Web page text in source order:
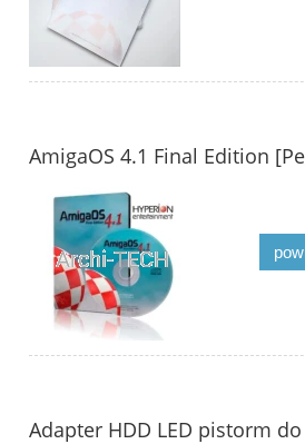
AmigaOS 4.1 Final Edition
Adapter HDD LED pistorm